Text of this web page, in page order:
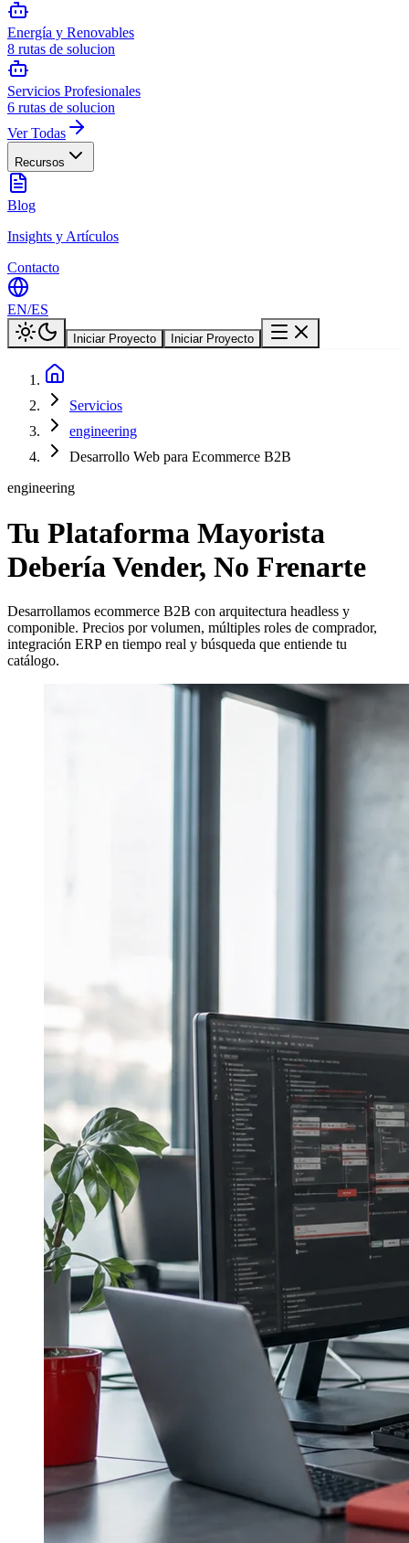
Energía y Renovables
8 rutas de solucion
Servicios Profesionales
6 rutas de solucion
Ver Todas
Recursos
Blog
Insights y Artículos
Contacto
EN/ES
Iniciar Proyecto Iniciar Proyecto
Servicios
engineering
Desarrollo Web para Ecommerce B2B
engineering
Tu Plataforma Mayorista
Debería Vender, No Frenarte
Desarrollamos ecommerce B2B con arquitectura headless y
componible. Precios por volumen, múltiples roles de comprador,
integración ERP en tiempo real y búsqueda que entiende tu
catálogo.